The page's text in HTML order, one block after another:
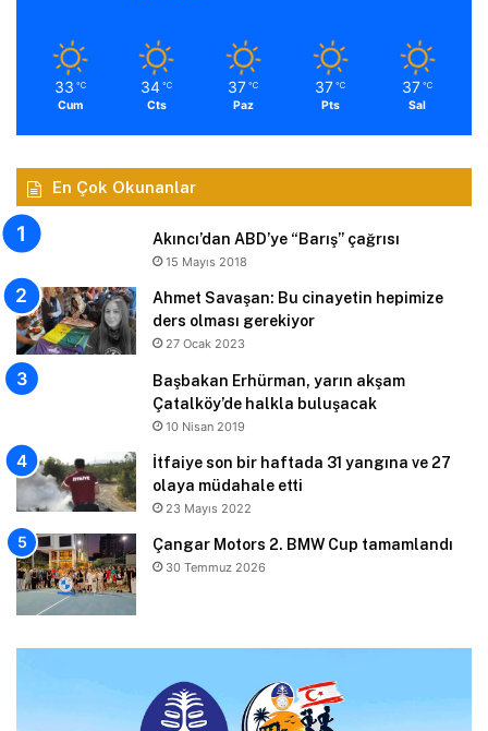
33 ℃
Cum
34 ℃
Cts
37 ℃
Paz
37 ℃
Pts
37 ℃
Sal
En Çok Okunanlar
Akıncı’dan ABD’ye “Barış” çağrısı
15 Mayıs 2018
Ahmet Savaşan: Bu cinayetin hepimize
ders olması gerekiyor
27 Ocak 2023
Başbakan Erhürman, yarın akşam
Çatalköy’de halkla buluşacak
10 Nisan 2019
İtfaiye son bir haftada 31 yangına ve 27
olaya müdahale etti
23 Mayıs 2022
Çangar Motors 2. BMW Cup tamamlandı
30 Temmuz 2026